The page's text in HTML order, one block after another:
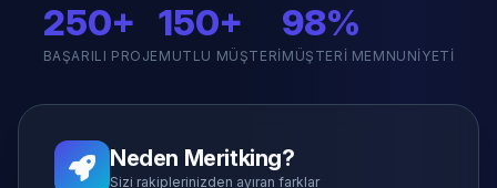
250+
BAŞARILI PROJE
150+
MUTLU MÜŞTERI
98%
MÜŞTERI MEMNUNIYETI
Neden Meritking?
Sizi rakiplerinizden ayıran farklar